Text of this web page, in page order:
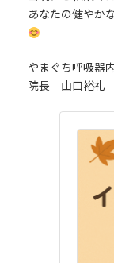
あなたの健やか
やまぐち呼吸器
院長 山口裕礼